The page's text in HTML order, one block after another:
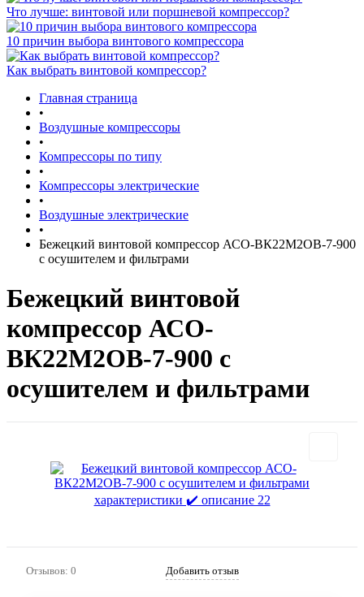
Что лучше: винтовой или поршневой компрессор?
10 причин выбора винтового компрессора
Как выбрать винтовой компрессор?
Главная страница
•
Воздушные компрессоры
•
Компрессоры по типу
•
Компрессоры электрические
•
Воздушные электрические
•
Бежецкий винтовой компрессор АСО-ВК22М2ОВ-7-900
с осушителем и фильтрами
Бежецкий винтовой
компрессор АСО-
ВК22М2ОВ-7-900 с
осушителем и фильтрами
Отзывов: 0 Добавить отзыв